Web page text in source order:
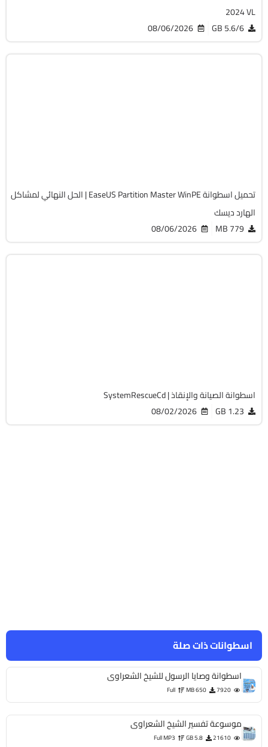
اسطوانات ذات صلة
اسطوانة وصايا الرسول للشيخ الشعراوى
7920
650 MB
Full
موسوعة تفسير الشيخ الشعراوى
21610
5.8 GB
Full MP3
2024 VL
5.6/6 GB
08/06/2026
تحميل اسطوانة EaseUS Partition Master WinPE | الحل النهائي لمشاكل
الهارد ديسك
779 MB
08/06/2026
اسطوانة الصيانة والإنقاذ | SystemRescueCd
1.23 GB
08/02/2026